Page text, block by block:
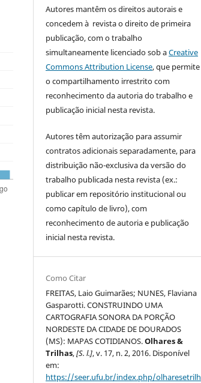
Autores mantêm os direitos autorais e
concedem à revista o direito de primeira
publicação, com o trabalho
simultaneamente licenciado sob aCreative
Commons Attribution License, que permite
o compartilhamento irrestrito com
reconhecimento da autoria do trabalho e
publicação inicial nesta revista.
Autores têm autorização para assumir
contratos adicionais separadamente, para
distribuição não-exclusiva da versão do
trabalho publicada nesta revista (ex.:
publicar em repositório institucional ou
como capítulo de livro), com
reconhecimento de autoria e publicação
inicial nesta revista.
Como Citar
FREITAS, Laio Guimarães; NUNES, Flaviana
Gasparotti. CONSTRUINDO UMA
CARTOGRAFIA SONORA DA PORÇÃO
NORDESTE DA CIDADE DE DOURADOS
(MS): MAPAS COTIDIANOS.Olhares &
Trilhas,[S. l.], v. 17, n. 2, 2016. Disponível
em:
https://seer.ufu.br/index.php/olharesetrilh